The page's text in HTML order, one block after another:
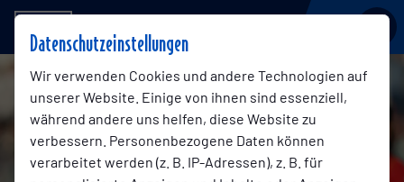
Datenschutzeinstellungen
Wir verwenden Cookies und andere Technologien auf
unserer Website. Einige von ihnen sind essenziell,
während andere uns helfen, diese Website zu
verbessern. Personenbezogene Daten können
verarbeitet werden (z. B. IP-Adressen), z. B. für
BSV KICKERS EMDEN